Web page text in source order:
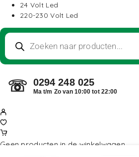
24 Volt Led
220-230 Volt Led
☏ 0294 248 025
Ma t/m Zo van 10:00 tot 22:00
Geen producten in de winkelwagen.